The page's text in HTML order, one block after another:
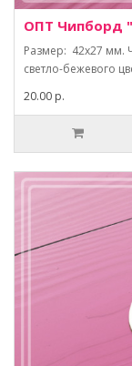
ОПТ Чипборд
Размер: 42х27 мм.
светло-бежевого
20.00 р.